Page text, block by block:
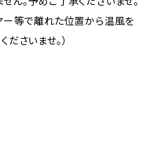
ー等で離れた位置から温風を
さいませ。）